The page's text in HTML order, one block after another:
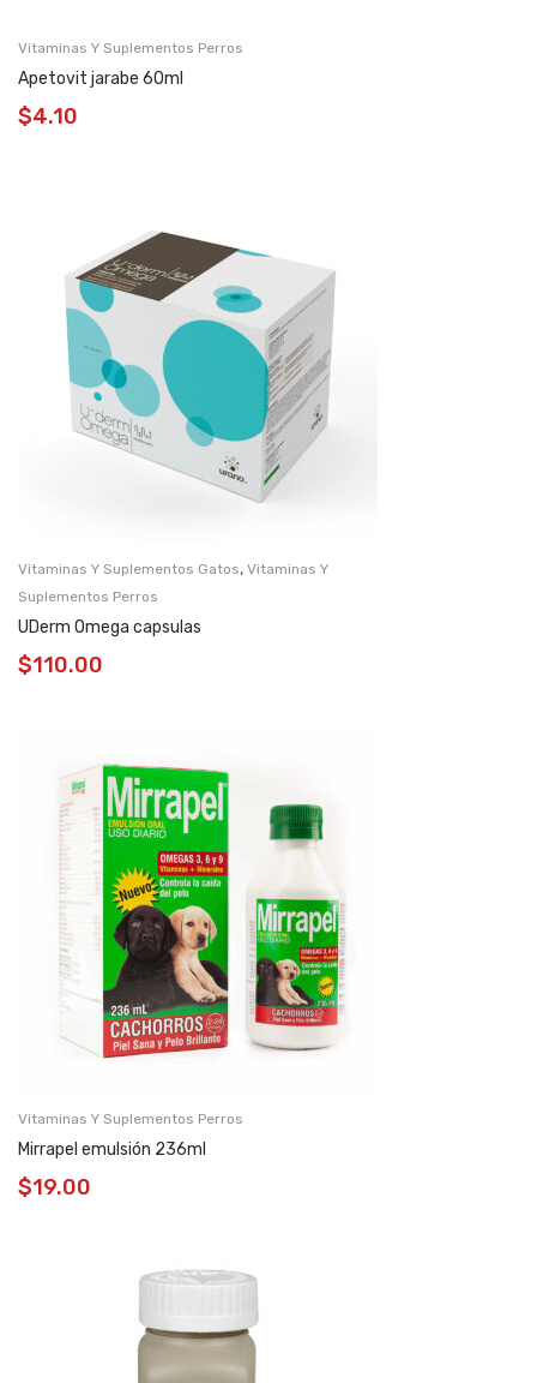
Vitaminas Y Suplementos Perros
Apetovit jarabe 60ml
$4.10
Vitaminas Y Suplementos Gatos, Vitaminas Y
Suplementos Perros
UDerm Omega capsulas
$110.00
Vitaminas Y Suplementos Perros
Mirrapel emulsión 236ml
$19.00